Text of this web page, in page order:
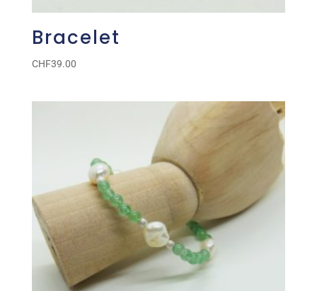
Bracelet
CHF39.00